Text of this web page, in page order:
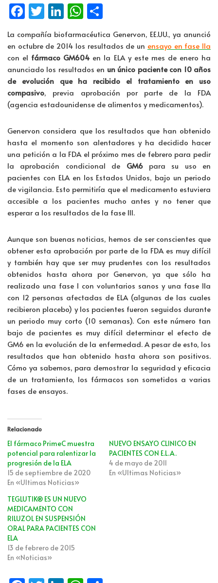
Fa
b
o
o
k
T
wi
tt
er
Li
n
k
e
dI
n
W
h
at
s
A
p
p
m
p
ar
tir
La compañía biofarmacéutica Genervon, EE.UU., ya anunció
en octubre de 2014 los resultados de un ensayo en fase IIa
con el fármaco GM604en la ELA y este mes de enero ha
anunciado los resultados en un único paciente con 10 años
de evolución que ha recibido el tratamiento en uso
compasivo, previa aprobación por parte de la FDA
(agencia estadounidense de alimentos y medicamentos).
Genervon considera que los resultados que han obtenido
hasta el momento son alentadores y ha decidido hacer
una petición a la FDA el próximo mes de febrero para pedir
la aprobación condicional de GM6para su uso en
pacientes con ELA en los Estados Unidos, bajo un periodo
de vigilancia. Esto permitiría que el medicamento estuviera
accesible a los pacientes mucho antes y no tener que
esperar a los resultados de la fase III.
Aunque son buenas noticias, hemos de ser conscientes que
obtener esta aprobación por parte de la FDA es muy difícil
y también hay que ser muy prudentes con los resultados
obtenidos hasta ahora por Genervon, ya que sólo ha
realizado una fase I con voluntarios sanos y una fase IIa
con 12 personas afectadas de ELA (algunas de las cuales
recibieron placebo) y los pacientes fueron seguidos durante
un periodo muy corto (10 semanas). Con este número tan
bajo de pacientes es muy difícil determinar el efecto de
GM6 en la evolución de la enfermedad. A pesar de esto, los
resultados que han obtenido hasta ahora son positivos.
Cómo ya sabemos, para demostrar la seguridad y eficacia
de un tratamiento, los fármacos son sometidos a varias
fases de ensayos.
Relacionado
El fármaco PrimeC muestra
potencial para ralentizar la
progresión de la ELA
15 de septiembre de 2020
En «Ultimas Noticias»
NUEVO ENSAYO CLINICO EN
PACIENTES CON E.L.A.
4 de mayo de 2011
En «Ultimas Noticias»
TEGLUTIK® ES UN NUEVO
MEDICAMENTO CON
RILUZOL EN SUSPENSIÓN
ORAL PARA PACIENTES CON
ELA
13 de febrero de 2015
En «Noticias»